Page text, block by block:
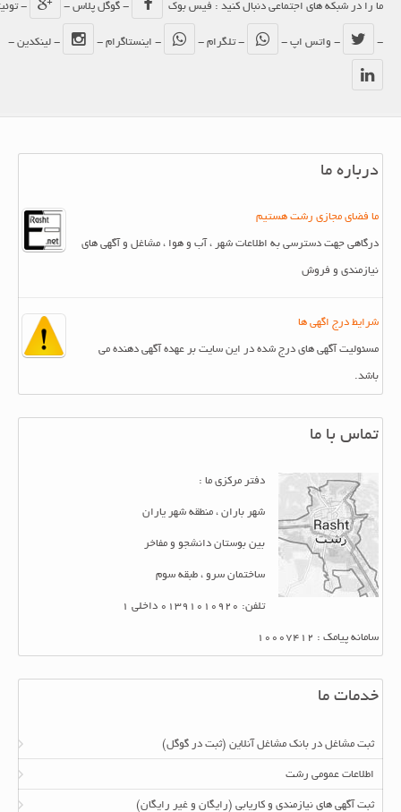
ما را در شبکه های اجتماعی دنبال کنید : فیس بوک - گوگل پلاس - - توئیتر
- واتس اپ - - تلگرام - - اینستاگرام - - لینکدین -
درباره ما
ما فضای مجازی رشت هستیم
درگاهی جهت دسترسی به اطلاعات شهر ، آب و هوا ، مشاغل و آگهی های
نیازمندی و فروش
شرایط درج اگهی ها
مسئولیت آگهی های درج شده در این سایت بر عهده آگهی دهنده می
باشد.
تماس با ما
دفتر مرکزی ما :
شهر باران ، منطقه شهر یاران
بین بوستان دانشجو و مفاخر
ساختمان سرو ، طبقه سوم
تلفن: 01391010920 داخلی 1
سامانه پیامک : 10007412
خدمات ما
ثبت مشاغل در بانک مشاغل آنلاین (ثبت در گوگل)
اطلاعات عمومی رشت
ثبت آگهی های نیازمندی و کاریابی (رایگان و غیر رایگان)